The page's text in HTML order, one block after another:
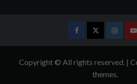
FacebookTwitter
Copyright © All rights reserved. |
themes.